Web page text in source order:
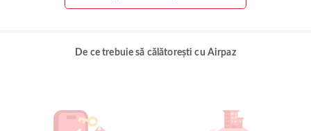
De ce trebuie să călătorești cu Airpaz